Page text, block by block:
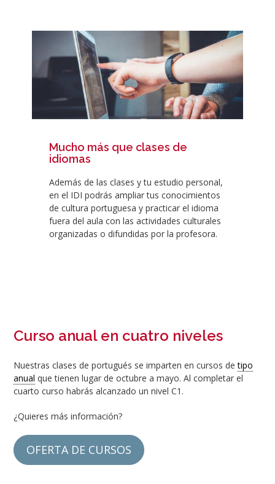
Mucho más que clases de
idiomas
Además de las clases y tu estudio personal,
en el IDI podrás ampliar tus conocimientos
de cultura portuguesa y practicar el idioma
fuera del aula con las actividades culturales
organizadas o difundidas por la profesora.
Curso anual en cuatro niveles
Nuestras clases de portugués se imparten en cursos detipo
anual que tienen lugar de octubre a mayo. Al completar el
cuarto curso habrás alcanzado un nivel C1.
¿Quieres más información?
OFERTA DE CURSOS